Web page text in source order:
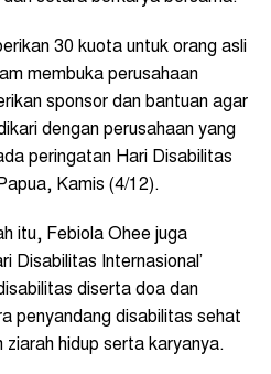
30 kuota untuk orang asli
membuka perusahaan
sponsor dan bantuan agar
dengan perusahaan yang
peringatan Hari Disabilitas
Kamis (4/12).
itu, Febiola Ohee juga
Disabilitas Internasional’
diserta doa dan
penyandang disabilitas sehat
ziarah hidup serta karyanya.